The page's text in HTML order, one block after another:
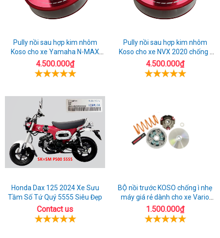
Pully nồi sau hợp kim nhôm
Koso cho xe Yamaha N-MAX
2020 tăng tốc cực nhanh
4.500.000₫
Pully nồi sau hợp kim nhôm
Koso cho xe NVX 2020 chống ì
nhẹ máy
4.500.000₫
Honda Dax 125 2024 Xe Sưu
Tầm Số Tứ Quý 5555 Siêu Đẹp
Contact us
BỘ nồi trước KOSO chống ì nhẹ
máy giá rẻ dành cho xe Vario
160
1.500.000₫